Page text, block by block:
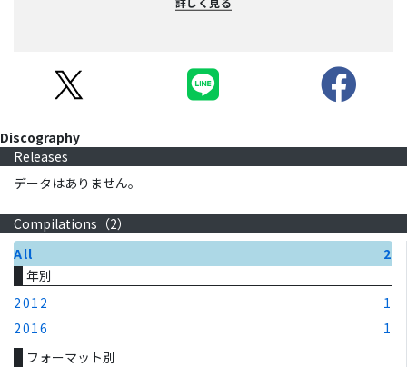
Discography
Releases
データはありません。
Compilations（2）
All
2
年別
2012
1
2016
1
フォーマット別